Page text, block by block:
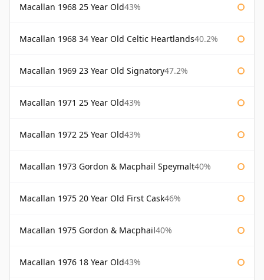
Macallan 1968 25 Year Old43%
Macallan 1968 34 Year Old Celtic Heartlands40.2%
Macallan 1969 23 Year Old Signatory47.2%
Macallan 1971 25 Year Old43%
Macallan 1972 25 Year Old43%
Macallan 1973 Gordon & Macphail Speymalt40%
Macallan 1975 20 Year Old First Cask46%
Macallan 1975 Gordon & Macphail40%
Macallan 1976 18 Year Old43%